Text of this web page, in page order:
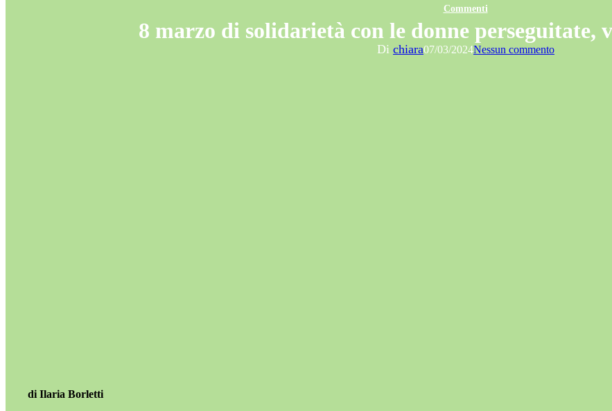
Commenti
8 marzo di solidarietà con le donne perseguitate,
Di chiara07/03/2024Nessun commento
di Ilaria Borletti